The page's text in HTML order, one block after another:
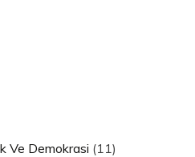
Ve Demokrasi (11)